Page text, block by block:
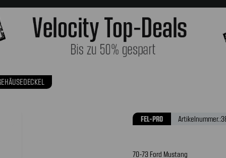
FEL-PRO Artikelnummer.:
70-73 Ford Mustang